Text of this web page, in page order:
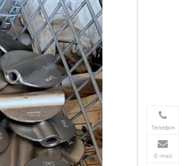
Телефон
E-mail